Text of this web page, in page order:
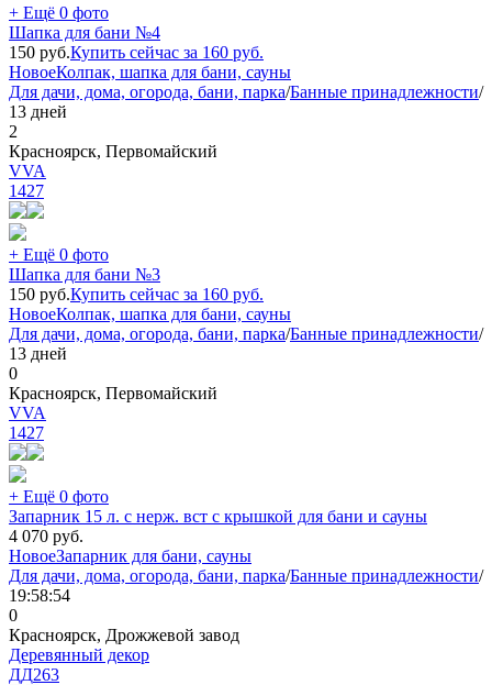
+ Ещё 0 фото
Шапка для бани №4
150 руб.Купить сейчас за 160 руб.
НовоеКолпак, шапка для бани, сауны
Для дачи, дома, огорода, бани, парка/Банные принадлежности/
13 дней
2
Красноярск, Первомайский
VVA
1427
+ Ещё 0 фото
Шапка для бани №3
150 руб.Купить сейчас за 160 руб.
НовоеКолпак, шапка для бани, сауны
Для дачи, дома, огорода, бани, парка/Банные принадлежности/
13 дней
0
Красноярск, Первомайский
VVA
1427
+ Ещё 0 фото
Запарник 15 л. с нерж. вст с крышкой для бани и сауны
4 070 руб.
НовоеЗапарник для бани, сауны
Для дачи, дома, огорода, бани, парка/Банные принадлежности/
19:58:54
0
Красноярск, Дрожжевой завод
Деревянный декор
ДД263